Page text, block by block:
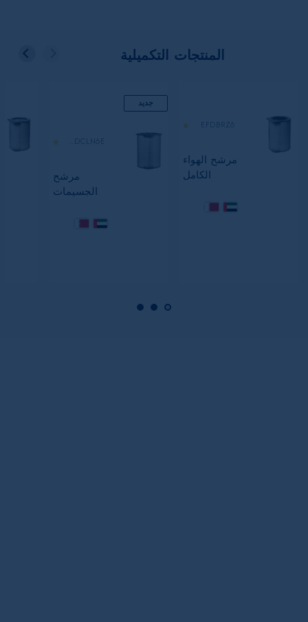
المنتجات التكميلية
EFDBRZ6
مرشح الهواء
الكامل
جديد
مرشح
الجسيمات